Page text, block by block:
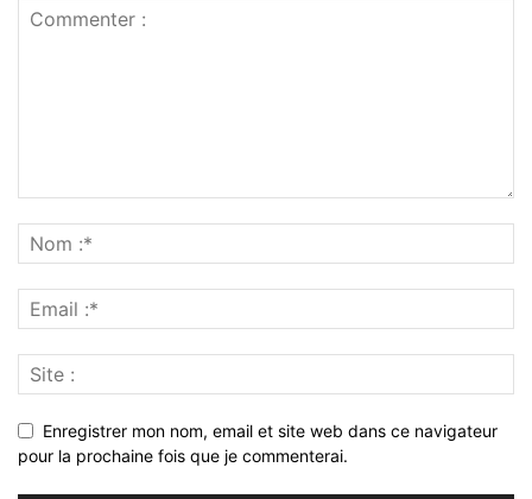
Enregistrer mon nom, email et site web dans ce navigateur
pour la prochaine fois que je commenterai.